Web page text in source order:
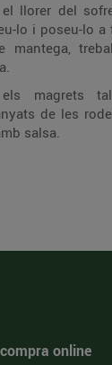
el llorer del
suau amb la
mantega,
els magrets
de les rodelles de
salsa.
online